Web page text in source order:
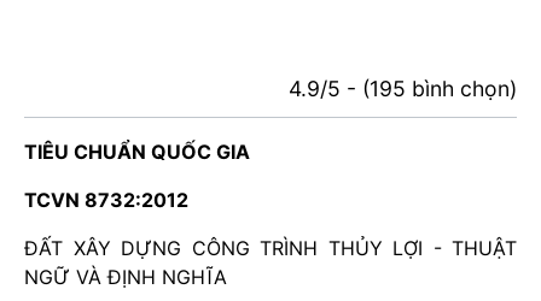
4.9/5 - (195 bình chọn)
TIÊU CHUẨN QUỐC GIA
TCVN 8732:2012
ĐẤT XÂY DỰNG CÔNG TRÌNH THỦY LỢI - THUẬT
NGỮ VÀ ĐỊNH NGHĨA